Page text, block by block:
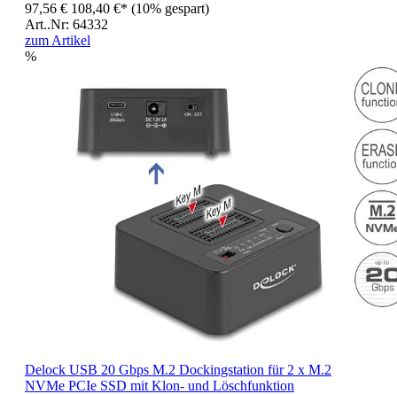
97,56 € 108,40 €* (10% gespart)
Art..Nr: 64332
zum Artikel
%
Delock USB 20 Gbps M.2 Dockingstation für 2 x M.2
NVMe PCIe SSD mit Klon- und Löschfunktion